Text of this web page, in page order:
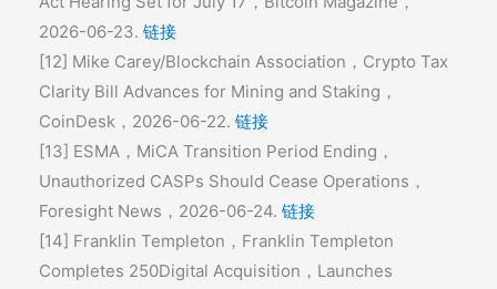
2026-06-23. 链接
[12] Mike Carey/Blockchain Association，Crypto Tax
Clarity Bill Advances for Mining and Staking，
CoinDesk，2026-06-22. 链接
[13] ESMA，MiCA Transition Period Ending，
Unauthorized CASPs Should Cease Operations，
Foresight News，2026-06-24. 链接
[14] Franklin Templeton，Franklin Templeton
Completes 250Digital Acquisition，Launches